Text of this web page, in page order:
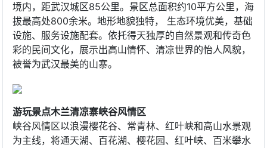
境内，距武汉城区85公里。景区总面积约10平方公里，海
拔最高处800余米。地形地貌独特， 生态环境优美，基础
设施、服务设施配套。依托得天独厚的自然景观和传奇色
彩的民间文化，展示出高山情怀、清凉世界的怡人风貌，
被誉为武汉最美的山寨。
游玩景点木兰清凉寨峡谷风情区
峡谷风情区以浪漫樱花谷、常青林、红叶峡和高山水景观
为主线，将通天湖、百花湖、樱花园、红叶峡、百米攀水